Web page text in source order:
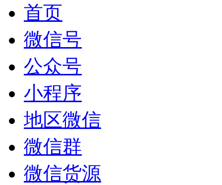
首页
微信号
公众号
小程序
地区微信
微信群
微信货源